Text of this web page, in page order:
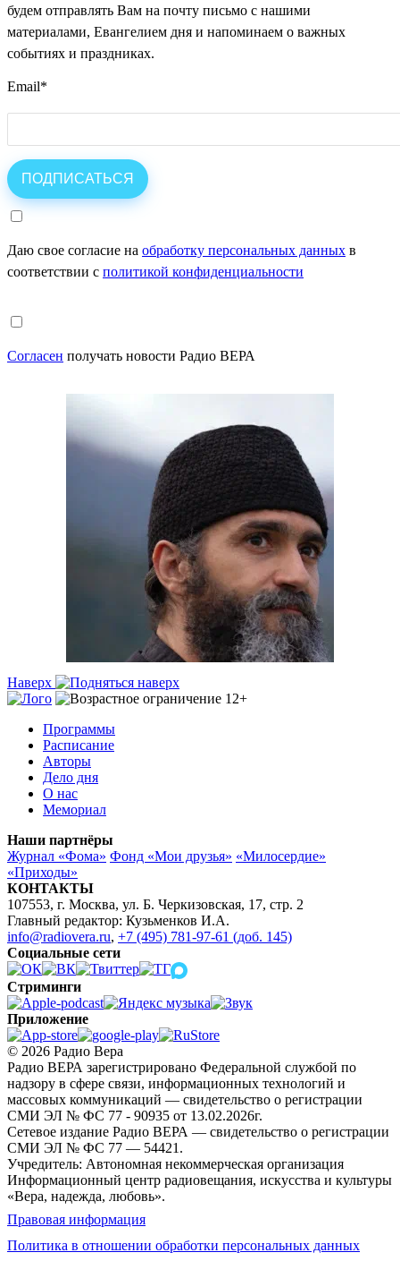
будем отправлять Вам на почту письмо с нашими
материалами, Евангелием дня и напоминаем о важных
событиях и праздниках.
Email*
Даю свое согласие на обработку персональных данных в
соответствии с политикой конфиденциальности
Согласен получать новости Радио ВЕРА
Наверх
Программы
Расписание
Авторы
Дело дня
О нас
Мемориал
Наши партнёры
Журнал «Фома» Фонд «Мои друзья» «Милосердие»
«Приходы»
КОНТАКТЫ
107553, г. Москва, ул. Б. Черкизовская, 17, стр. 2
Главный редактор: Кузьменков И.А.
info@radiovera.ru, +7 (495) 781-97-61 (доб. 145)
Социальные сети
Стриминги
Приложение
© 2026 Радио Вера
Радио ВЕРА зарегистрировано Федеральной службой по
надзору в сфере связи, информационных технологий и
массовых коммуникаций — свидетельство о регистрации
СМИ ЭЛ № ФС 77 - 90935 от 13.02.2026г.
Сетевое издание Радио ВЕРА — свидетельство о регистрации
СМИ ЭЛ № ФС 77 — 54421.
Учредитель: Автономная некоммерческая организация
Информационный центр радиовещания, искусства и культуры
«Вера, надежда, любовь».
Правовая информация
Политика в отношении обработки персональных данных